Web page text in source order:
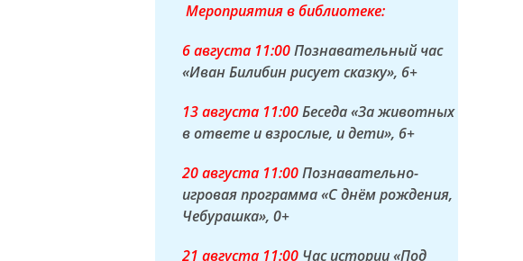
Мероприятия в библиотеке:
6 августа 11:00Познавательный час
«Иван Билибин рисует сказку», 6+
13 августа 11:00Беседа «За животных
в ответе и взрослые, и дети», 6+
20 августа 11:00Познавательно-
игровая программа «С днём рождения,
Чебурашка», 0+
21 августа 11:00 Час истории «Под